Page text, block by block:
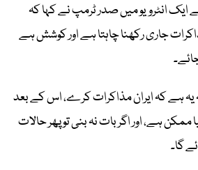
ایک انٹرویو میں صدر ٹرمپ نے کہا کہ
جاری رکھنا چاہتا ہے اور کوشش ہے
یہ ہے کہ ایران مذاکرات کرے، اس کے بعد
ہے، اور اگر بات نہ بنی تو پھر حالات
گا۔